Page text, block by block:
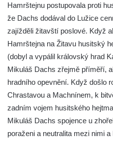
Hamrštejnu postupovala proti
že Dachs dodával do Lužice
zajížděli žitavští poslové. Když
Hamrštejna na Žitavu husitský
(dobyl a vypálil královský hrad
Mikuláš Dachs zřejmě příměří,
hradního opevnění. Když došlo
Chrastavou a Machnínem, k
zadním vojem husitského
Mikuláš Dachs spojence u
poraženi a neutralita mezi nimi